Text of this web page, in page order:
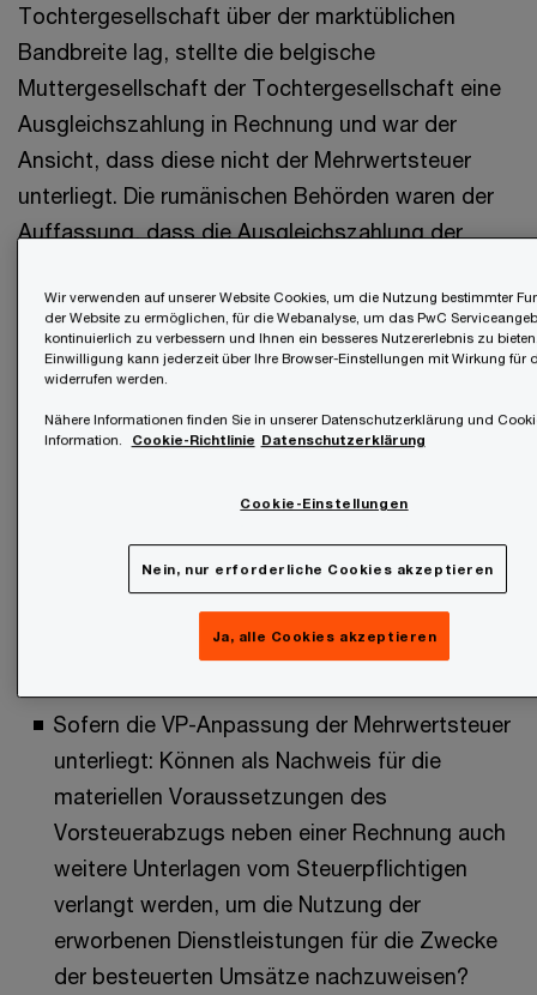
Tochtergesellschaft über der marktüblichen
Bandbreite lag, stellte die belgische
Muttergesellschaft der Tochtergesellschaft eine
Ausgleichszahlung in Rechnung und war der
Ansicht, dass diese nicht der Mehrwertsteuer
unterliegt. Die rumänischen Behörden waren der
Auffassung, dass die Ausgleichszahlung der
gleichzeitig den Vorsteuerabzug der rumänischen
Tochtergesellschaft mangels Nachweises der
Zuordnung zur wirtschaftlichen Tätigkeit. Das
rumänische Berufungsgericht ersuchte folglich
den EuGH um Vorabentscheidung zu
Vorlagefragen bei C-726/23
Unterliegt die Ausgleichszahlung (VP-
Anpassung) der Mehrwertsteuer?
Sofern die VP-Anpassung der Mehrwertsteuer
unterliegt: Können als Nachweis für die
materiellen Voraussetzungen des
Vorsteuerabzugs neben einer Rechnung auch
weitere Unterlagen vom Steuerpflichtigen
verlangt werden, um die Nutzung der
erworbenen Dienstleistungen für die Zwecke
der besteuerten Umsätze nachzuweisen?
Wir verwenden auf unserer Website Cookies, um die Nutzung bestimmter
der Website zu ermöglichen, für die Webanalyse, um das PwC
kontinuierlich zu verbessern und Ihnen ein besseres Nutzererlebnis zu
Einwilligung kann jederzeit über Ihre Browser-Einstellungen mit Wirkung für
widerrufen werden.
Nähere Informationen finden Sie in unserer Datenschutzerklärung und
Information.
Cookie-Richtlinie Datenschutzerklärung
Cookie-Einstellungen
Nein, nur erforderliche Cookies akzeptieren
Ja, alle Cookies akzeptieren